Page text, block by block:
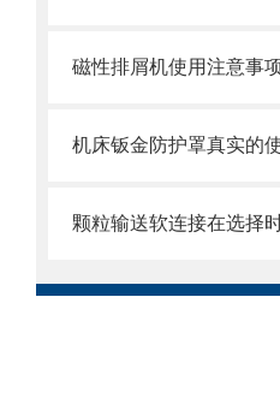
磁性排屑机使用注意事